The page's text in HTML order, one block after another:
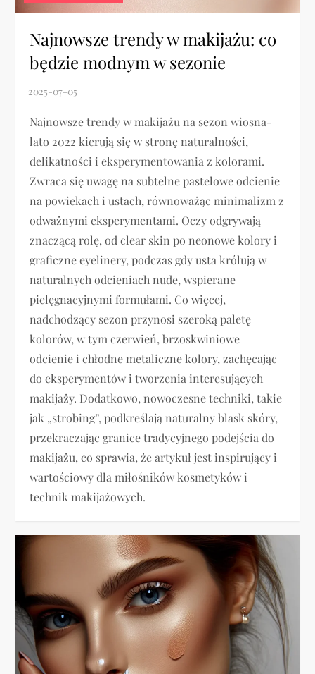
Najnowsze trendy w makijażu: co
będzie modnym w sezonie
Najnowsze trendy w makijażu na sezon wiosna-
lato 2022 kierują się w stronę naturalności,
delikatności i eksperymentowania z kolorami.
Zwraca się uwagę na subtelne pastelowe odcienie
na powiekach i ustach, równoważąc minimalizm z
odważnymi eksperymentami. Oczy odgrywają
znaczącą rolę, od clear skin po neonowe kolory i
graficzne eyelinery, podczas gdy usta królują w
naturalnych odcieniach nude, wspierane
pielęgnacyjnymi formułami. Co więcej,
nadchodzący sezon przynosi szeroką paletę
kolorów, w tym czerwień, brzoskwiniowe
odcienie i chłodne metaliczne kolory, zachęcając
do eksperymentów i tworzenia interesujących
makijaży. Dodatkowo, nowoczesne techniki, takie
jak „strobing”, podkreślają naturalny blask skóry,
przekraczając granice tradycyjnego podejścia do
makijażu, co sprawia, że artykuł jest inspirujący i
wartościowy dla miłośników kosmetyków i
technik makijażowych.